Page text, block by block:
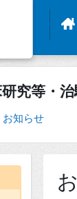
研究等・
お知らせ